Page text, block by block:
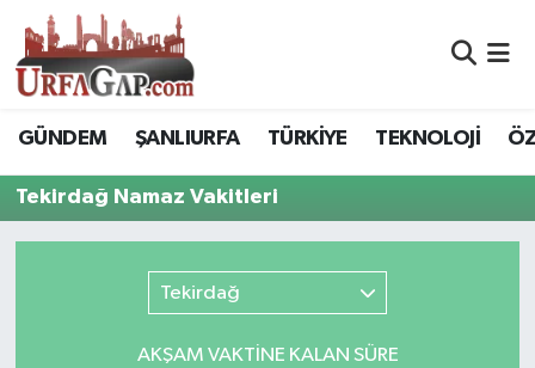
GÜNDEM ŞANLIURFA TÜRKİYE TEKNOLOJİ
Tekirdağ Namaz Vakitleri
Tekirdağ
AKŞAM VAKTİNE KALAN SÜRE
Nöbetçi Eczaneler
Hava Durumu
Namaz Vakitleri
Trafik Durumu